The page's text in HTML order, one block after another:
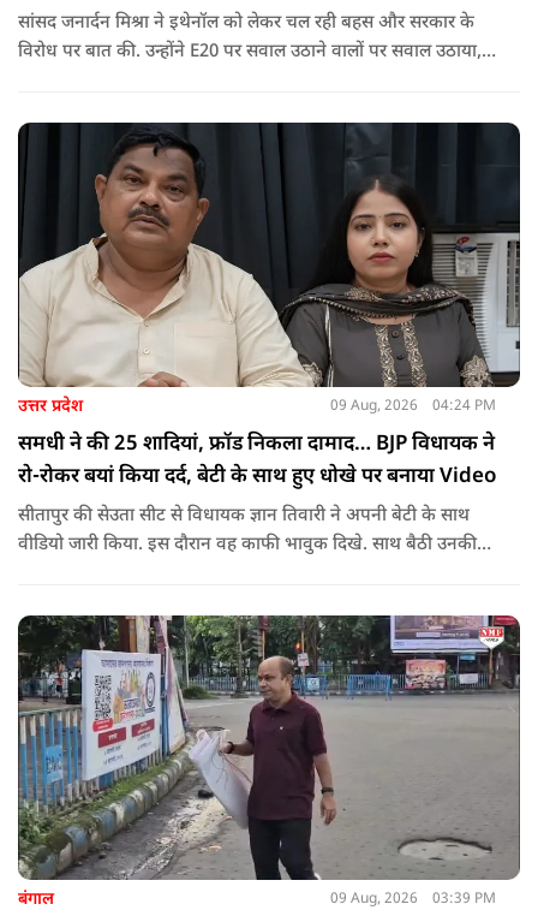
सांसद जनार्दन मिश्रा ने इथेनॉल को लेकर चल रही बहस और सरकार के
विरोध पर बात की. उन्होंने E20 पर सवाल उठाने वालों पर सवाल उठाया,
उत्तर प्रदेश 09 Aug, 2026 04:24 PM
समधी ने की 25 शादियां, फ्रॉड निकला दामाद… BJP विधायक ने
रो-रोकर बयां किया दर्द, बेटी के साथ हुए धोखे पर बनाया Video
सीतापुर की सेउता सीट से विधायक ज्ञान तिवारी ने अपनी बेटी के साथ
वीडियो जारी किया. इस दौरान वह काफी भावुक दिखे. साथ बैठी उनकी
बंगाल 09 Aug, 2026 03:39 PM